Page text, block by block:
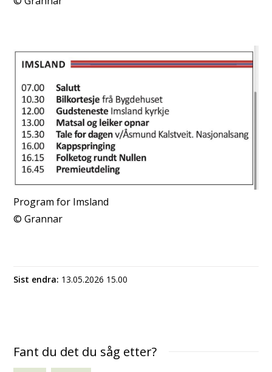
Program for Imsland
Grannar
Sist endra 13.05.2026 15.00
Fant du det du såg etter?